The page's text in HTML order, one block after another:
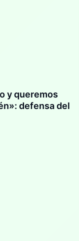
y queremos
defensa del